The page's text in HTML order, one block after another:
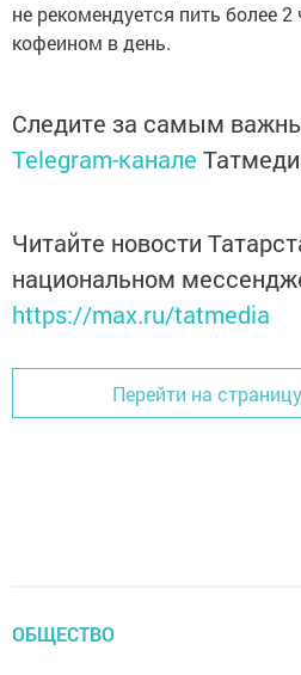
не рекомендуется пить более
кофеином в день.
Следите за самым
Telegram-канале
Читайте новости
национальном
https://max.ru/tatmedia
Перейти на
ОБЩЕСТВО